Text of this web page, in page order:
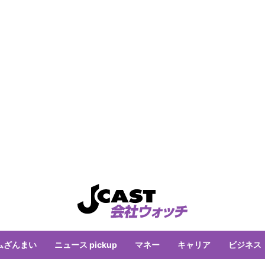
ざんまい ニュース pickup マネー キャリア ビジネス